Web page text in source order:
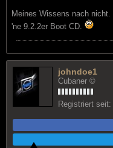
Meines Wissens nach
'ne 9.2.2er Boot CD.
johndoe1
Cubaner ©
Registriert seit: